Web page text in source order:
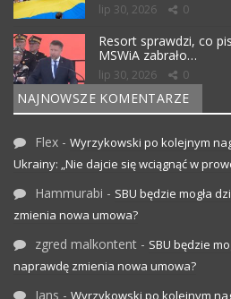
lip 30, 2026 0
Resort sprawdzi, co
MSWiA zabrało…
lip 30, 2026 0
NAJNOWSZE KOMENTARZE
Flex - Wyrzykowski po kolejnym
Ukrainy: „Nie dajcie się wciągnąć w
Hammurabi - SBU będzie mogła
zmienia nowa umowa?
zgred malkontent - SBU będzie
naprawdę zmienia nowa umowa?
Jans - Wyrzykowski po kolejnym